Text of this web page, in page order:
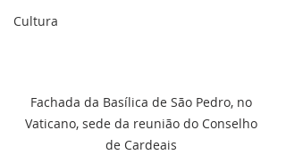
Cultura
Fachada da Basílica de São Pedro, no
Vaticano, sede da reunião do Conselho
de Cardeais